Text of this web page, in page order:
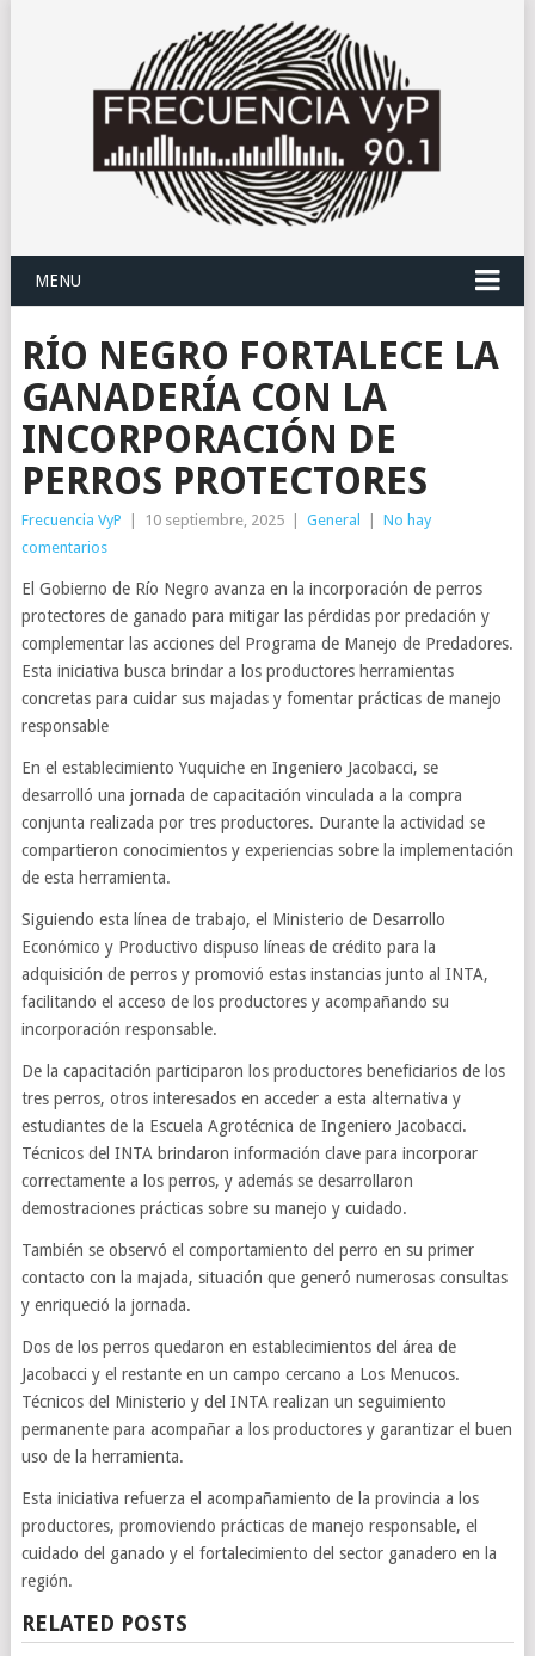
MENU
RÍO NEGRO FORTALECE LA
GANADERÍA CON LA
INCORPORACIÓN DE
PERROS PROTECTORES
Frecuencia VyP 10 septiembre, 2025 General
No hay
comentarios
El Gobierno de Río Negro avanza en la incorporación de perros
protectores de ganado para mitigar las pérdidas por predación y
complementar las acciones del Programa de Manejo de Predadores.
Esta iniciativa busca brindar a los productores herramientas
concretas para cuidar sus majadas y fomentar prácticas de manejo
responsable
En el establecimiento Yuquiche en Ingeniero Jacobacci, se
desarrolló una jornada de capacitación vinculada a la compra
conjunta realizada por tres productores. Durante la actividad se
compartieron conocimientos y experiencias sobre la implementación
de esta herramienta.
Siguiendo esta línea de trabajo, el Ministerio de Desarrollo
Económico y Productivo dispuso líneas de crédito para la
adquisición de perros y promovió estas instancias junto al INTA,
facilitando el acceso de los productores y acompañando su
incorporación responsable.
De la capacitación participaron los productores beneficiarios de los
tres perros, otros interesados en acceder a esta alternativa y
estudiantes de la Escuela Agrotécnica de Ingeniero Jacobacci.
Técnicos del INTA brindaron información clave para incorporar
correctamente a los perros, y además se desarrollaron
demostraciones prácticas sobre su manejo y cuidado.
También se observó el comportamiento del perro en su primer
contacto con la majada, situación que generó numerosas consultas
y enriqueció la jornada.
Dos de los perros quedaron en establecimientos del área de
Jacobacci y el restante en un campo cercano a Los Menucos.
Técnicos del Ministerio y del INTA realizan un seguimiento
permanente para acompañar a los productores y garantizar el buen
uso de la herramienta.
Esta iniciativa refuerza el acompañamiento de la provincia a los
productores, promoviendo prácticas de manejo responsable, el
cuidado del ganado y el fortalecimiento del sector ganadero en la
región.
RELATED POSTS